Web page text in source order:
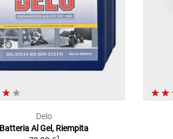
Delo
Batteria Al Gel, Riempita